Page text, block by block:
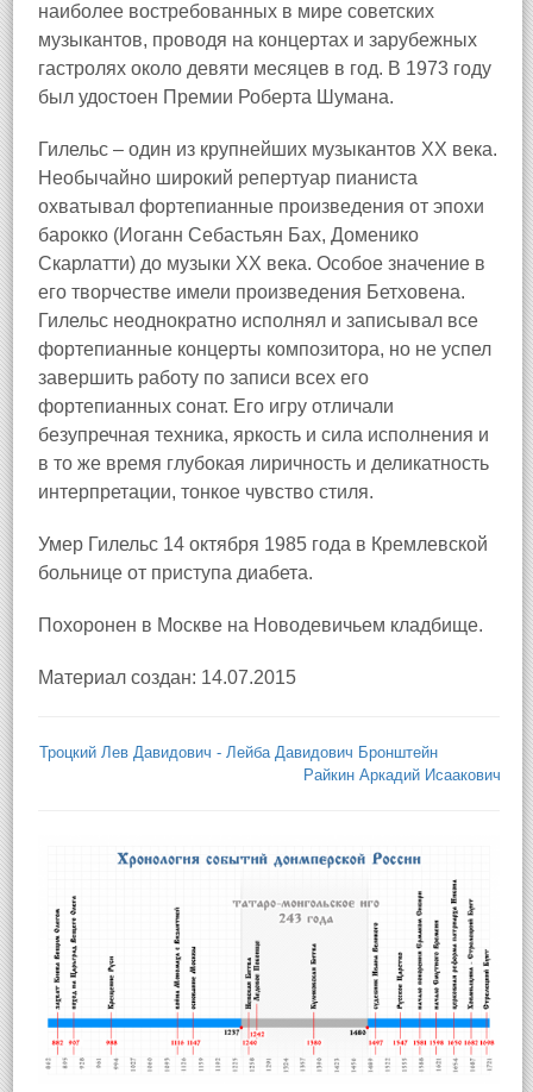
наиболее востребованных в мире советских
музыкантов, проводя на концертах и зарубежных
гастролях около девяти месяцев в год. В 1973 году
был удостоен Премии Роберта Шумана.
Гилельс – один из крупнейших музыкантов XX века.
Необычайно широкий репертуар пианиста
охватывал фортепианные произведения от эпохи
барокко (Иоганн Себастьян Бах, Доменико
Скарлатти) до музыки XX века. Особое значение в
его творчестве имели произведения Бетховена.
Гилельс неоднократно исполнял и записывал все
фортепианные концерты композитора, но не успел
завершить работу по записи всех его
фортепианных сонат. Его игру отличали
безупречная техника, яркость и сила исполнения и
в то же время глубокая лиричность и деликатность
интерпретации, тонкое чувство стиля.
Умер Гилельс 14 октября 1985 года в Кремлевской
больнице от приступа диабета.
Похоронен в Москве на Новодевичьем кладбище.
Материал создан: 14.07.2015
Троцкий Лев Давидович - Лейба Давидович Бронштейн
Райкин Аркадий Исаакович